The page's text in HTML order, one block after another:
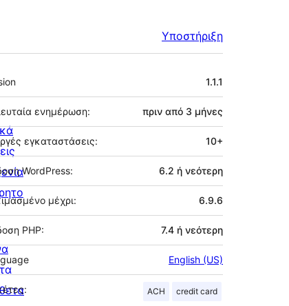
Υποστήριξη
1.1.1
ενημέρωση: πριν από 3 μήνες
εγκαταστάσεις: 10+
WordPress: 6.2 ή νεότερη
μέχρι: 6.9.6
PHP: 7.4 ή νεότερη
English (US)
ACH credit card